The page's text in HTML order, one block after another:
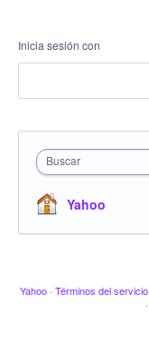
Inicia sesión con
Buscar
Yahoo
Yahoo · Términos del servicio
·